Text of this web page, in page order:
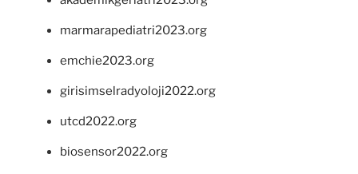
marmarapediatri2023.org
emchie2023.org
girisimselradyoloji2022.org
utcd2022.org
biosensor2022.org